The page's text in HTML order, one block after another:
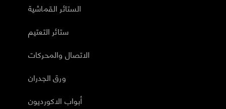
الستائر القماشية
ستائر التعتيم
الاتصال والمحركات
ورق الجدران
أبواب الاكورديون